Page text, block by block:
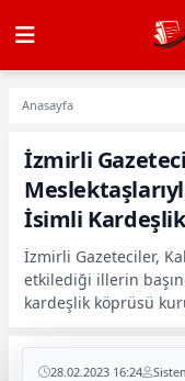
Anasayfa
İzmirli
İsimli
İzmirli Gazeteciler,
etkilediği illerin
kardeşlik köprüsü
28.02.2023 16:24